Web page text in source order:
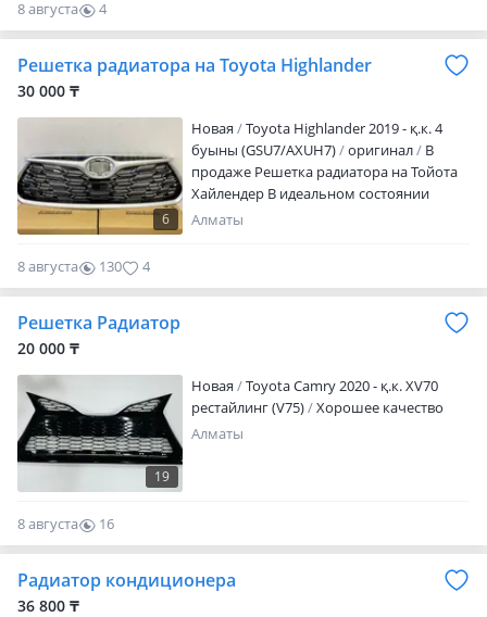
8 августа
4
0
Решетка радиатора на Toyota Highlander
30 000 ₸
6
Новая
Toyota Highlander 2019 - қ.к. 4
буыны (GSU7/AXUH7)
оригинал
В
продаже Решетка радиатора на Тойота
Хайлендер В идеальном состоянии
Имеются все запчасти на данную
через транспортные компании, самолет,
Азамат
Алматы
8 августа 130 4
Решетка Радиатор
20 000 ₸
19
Новая
Toyota Camry 2020 - қ.к. XV70
рестайлинг (V75)
Хорошее качество
Алматы
8 августа
16
0
Радиатор кондиционера
36 800 ₸